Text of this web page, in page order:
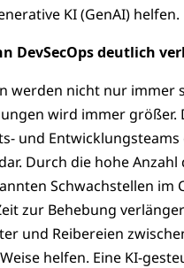
KI (GenAI) helfen.
DevSecOps deutlich
werden nicht nur immer
wird immer
und
Durch die hohe
Schwachstellen im
zur Behebung
und Reibereien
helfen. Eine KI-